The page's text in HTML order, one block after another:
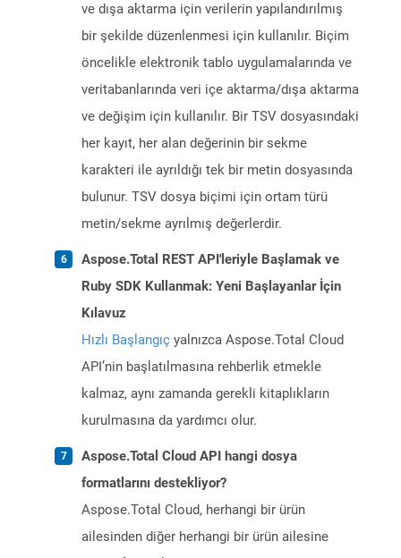
ve dışa aktarma için verilerin yapılandırılmış
bir şekilde düzenlenmesi için kullanılır. Biçim
öncelikle elektronik tablo uygulamalarında ve
veritabanlarında veri içe aktarma/dışa aktarma
ve değişim için kullanılır. Bir TSV dosyasındaki
her kayıt, her alan değerinin bir sekme
karakteri ile ayrıldığı tek bir metin dosyasında
bulunur. TSV dosya biçimi için ortam türü
metin/sekme ayrılmış değerlerdir.
Aspose.Total REST API'leriyle Başlamak ve
Ruby SDK Kullanmak: Yeni Başlayanlar İçin
Kılavuz
Hızlı Başlangıç yalnızca Aspose.Total Cloud
API’nin başlatılmasına rehberlik etmekle
kalmaz, aynı zamanda gerekli kitaplıkların
kurulmasına da yardımcı olur.
Aspose.Total Cloud API hangi dosya
formatlarını destekliyor?
Aspose.Total Cloud, herhangi bir ürün
ailesinden diğer herhangi bir ürün ailesine